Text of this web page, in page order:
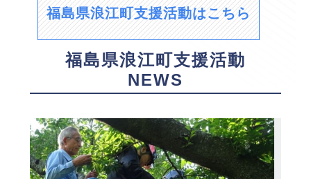
福島県浪江町支援活動はこちら
福島県浪江町支援活動
NEWS